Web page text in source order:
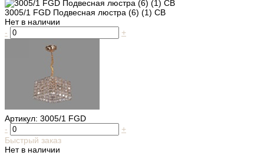
3005/1 FGD Подвесная люстра (6) (1) СВ
Нет в наличии
-
+
Артикул: 3005/1 FGD
-
+
Быстрый заказ
Нет в наличии